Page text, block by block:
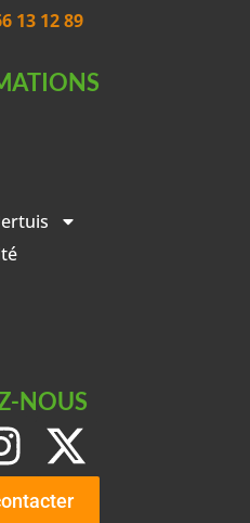
13 12 89
NOUS